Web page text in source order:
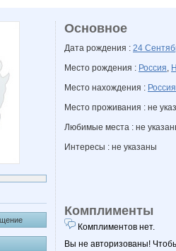
Основное
Дата рождения : 24
Место рождения : Россия,
Место нахождения : Россия
Место проживания : не
Любимые места : не
Интересы : не указаны
Комплименты
Комплиментов нет.
Вы не авторизованы!